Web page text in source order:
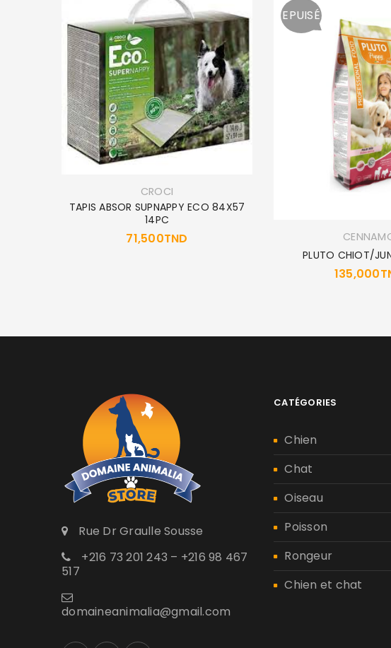
CROCI
TAPIS ABSOR SUPNAPPY ECO 84X57
14PC
71,500TND
EPUISÉ
PLUTO CHIOT/
135,000
Rue Dr Graulle Sousse
+216 73 201 243 – +216 98 467
517
domaineanimalia@gmail.com
CATÉGORIES
Chien
Chat
Oiseau
Poisson
Rongeur
Chien et chat